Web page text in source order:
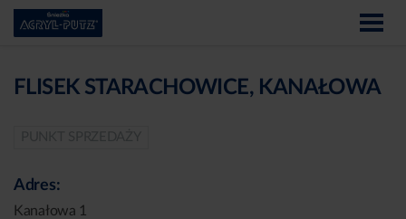
FLISEK STARACHOWICE, KANAŁOWA
Adres:
Kanałowa 1